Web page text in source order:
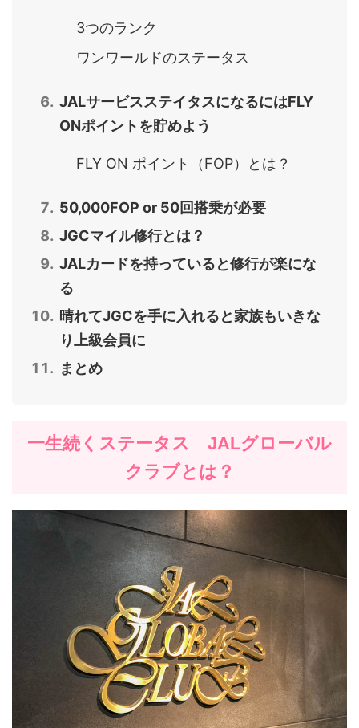
3つのランク
ワンワールドのステータス
JALサービスステイタスになるにはFLY
ONポイントを貯めよう
FLY ON ポイント（FOP）とは？
50,000FOP or 50回搭乗が必要
JGCマイル修行とは？
JALカードを持っていると修行が楽にな
る
晴れてJGCを手に入れると家族もいきな
り上級会員に
まとめ
一生続くステータス JALグローバル
クラブとは？